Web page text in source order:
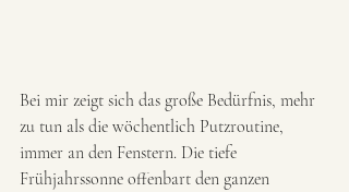
Bei mir zeigt sich das große Bedürfnis, mehr
zu tun als die wöchentlich Putzroutine,
immer an den Fenstern. Die tiefe
Frühjahrssonne offenbart den ganzen